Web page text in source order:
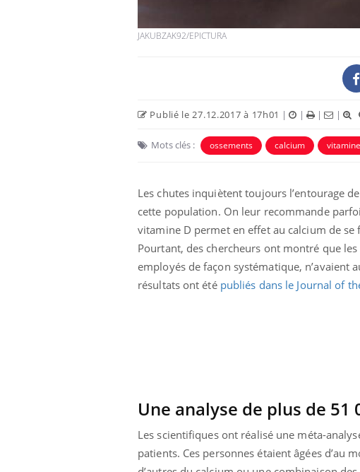
JAKUBZAK92/EPICTURA
Publié le 27.12.2017 à 17h01 | | | |
Mots clés : ossements calcium
Les chutes inquiètent toujours l’entourage
cette population. On leur recommande
vitamine D permet en effet au calcium de
Pourtant, des chercheurs ont montré que
employés de façon systématique, n’avaient
résultats ont été publiés dans le Journal of
Une analyse de plus de 51
Les scientifiques ont réalisé une méta-
patients. Ces personnes étaient âgées d’au
Eczéma Chronique des Mains :
expliquer ma maladie Youtube
Il y a des sujets qui sont faciles à aborder...
d'autres non ! D'un côté, poser des
questions sur la maladie d'un proche c'est
Youtube
Carence
prévenir
Fatigue,
même
...